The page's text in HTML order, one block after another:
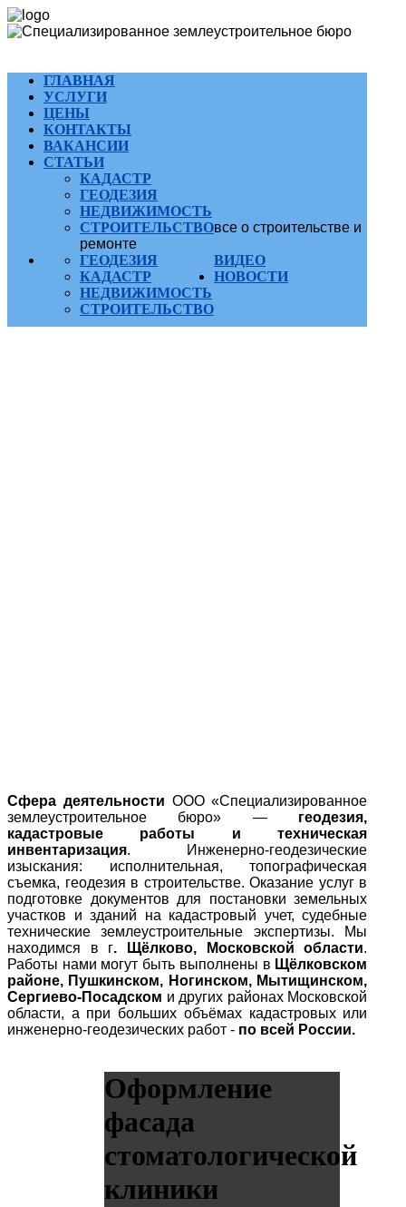
ГЛАВНАЯ
УСЛУГИ
ЦЕНЫ
КОНТАКТЫ
ВАКАНСИИ
СТАТЬИ
КАДАСТР
ГЕОДЕЗИЯ
НЕДВИЖИМОСТЬ
СТРОИТЕЛЬСТВОвсе о строительстве и
ремонте
ВИДЕО
ГЕОДЕЗИЯ
КАДАСТР
НЕДВИЖИМОСТЬ
СТРОИТЕЛЬСТВО
НОВОСТИ
Сфера деятельности ООО «Специализированное
землеустроительное бюро» — геодезия,
кадастровые работы и техническая
инвентаризация. Инженерно-геодезические
изыскания: исполнительная, топографическая
съемка, геодезия в строительстве. Оказание услуг в
подготовке документов для постановки земельных
участков и зданий на кадастровый учет, судебные
технические землеустроительные экспертизы. Мы
находимся в г. Щёлково, Московской области.
Работы нами могут быть выполнены в Щёлковском
районе, Пушкинском, Ногинском, Мытищинском,
Сергиево-Посадском и других районах Московской
области, а при больших объёмах кадастровых или
инженерно-геодезических работ - по всей России.
Оформление
фасада
стоматологической
клиники